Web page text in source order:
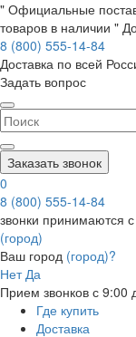
" Официальные
товаров в наличии "
8 (800) 555-14-84
Доставка по всей
Задать вопрос
Заказать звонок
0
8 (800) 555-14-84
звонки принимаются
(город)
Ваш город (город)?
Нет Да
Прием звонков с 9:00
Где купить
Доставка